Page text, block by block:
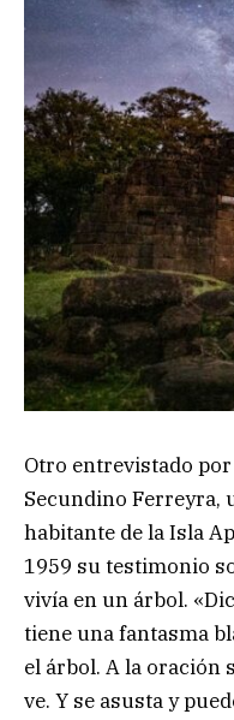
Otro entrevistado
Secundino Ferreyra,
habitante de la Isla
1959 su testimonio
vivía en un árbol.
tiene una fantasma
el árbol. A la oración
ve. Y se asusta y